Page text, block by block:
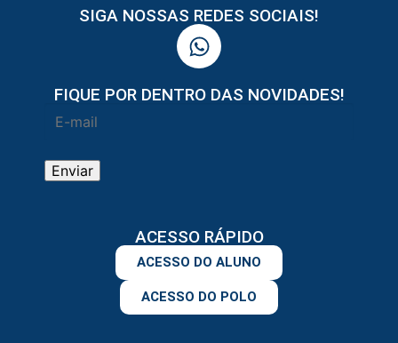
SIGA NOSSAS REDES SOCIAIS!
FIQUE POR DENTRO DAS NOVIDADES!
ACESSO RÁPIDO
ACESSO DO ALUNO
ACESSO DO POLO